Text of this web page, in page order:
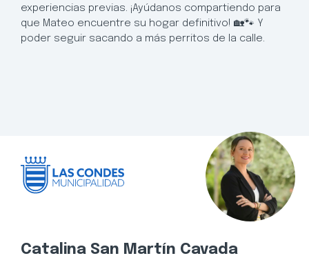
experiencias previas. ¡Ayúdanos compartiendo para
que Mateo encuentre su hogar definitivo! 🏡🐾 Y
poder seguir sacando a más perritos de la calle.
Catalina San Martín Cavada